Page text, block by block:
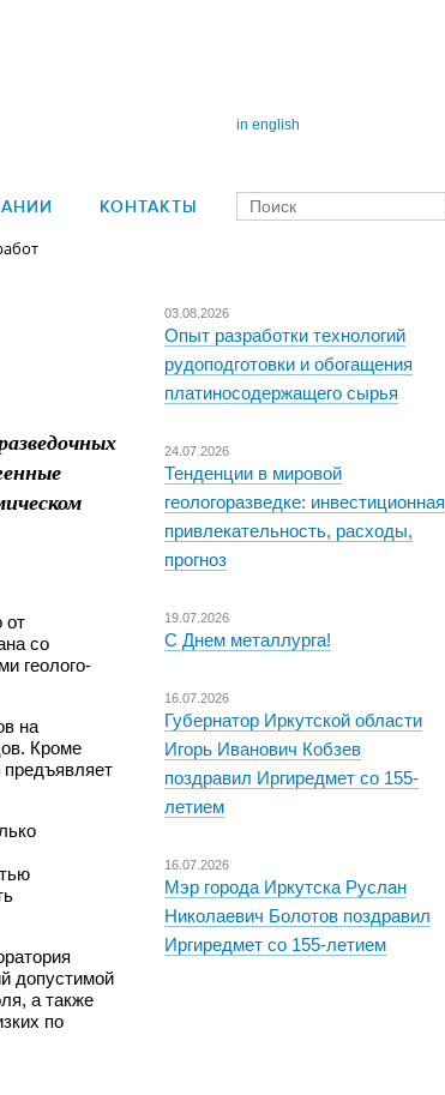
КОНТАКТЫ
in english
03.08.2026
Опыт разработки технологий
рудоподготовки и обогащения
платиносодержащего сырья
24.07.2026
Тенденции в мировой
геологоразведке: инвестиционная
привлекательность, расходы,
прогноз
19.07.2026
С Днем металлурга!
16.07.2026
Губернатор Иркутской области
Игорь Иванович Кобзев
поздравил Иргиредмет со 155-
летием
16.07.2026
Мэр города Иркутска Руслан
Николаевич Болотов поздравил
Иргиредмет со 155-летием
от
со
геолого-
на
Кроме
допустимой
а также
по